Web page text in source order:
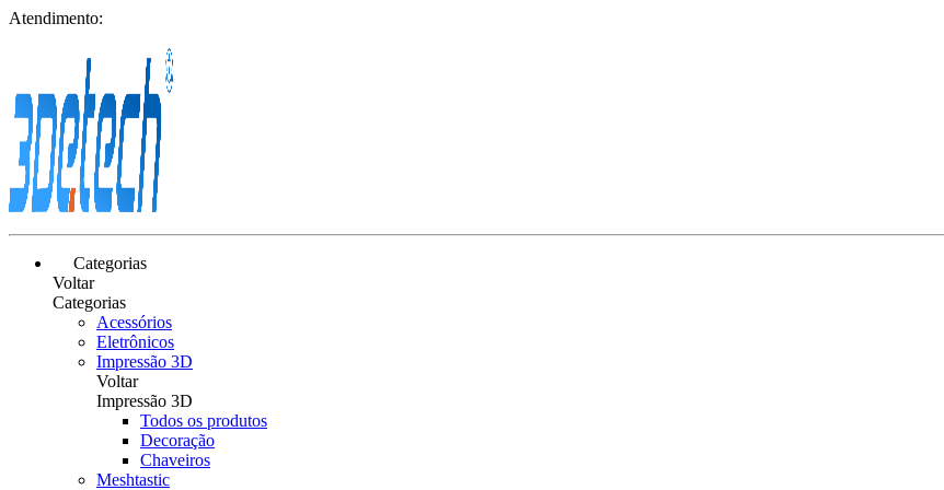
Atendimento:
Categorias
Voltar
Categorias
Acessórios
Eletrônicos
Impressão 3D
Voltar
Impressão 3D
Todos os produtos
Decoração
Chaveiros
Meshtastic